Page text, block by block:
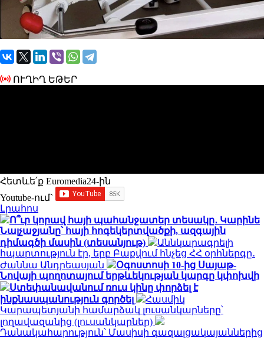
ՈՒՂԻՂ ԵԹԵՐ
Հետևե՛ք Euromedia24-ին
Youtube-ում`
Լրահոս
Ո՞ւր կորավ հայի պահանջատեր տեսակը․ Կարինե
Նալչաջյանը՝ հայի հոգեկերտվածքի, ազգային
դիմագծի մասին (տեսանյութ)
Աննկարագրելի
հպարտություն էր, երբ Բաքվում հնչեց ՀՀ օրհներգը․
Ժաննա Անդրեասյան
Օգոստոսի 10-ից Սայաթ-
Նովայի պողոտայում երթևեկության կարգը կփոխվի
Ստեփանավանում ռուս կինը փորձել է
ինքնասպանություն գործել
Հասմիկ
Կարապետյանի համարձակ լուսանկարները՝
լողավազանից (լուսանկարներ)
Դանակահարություն՝ Մասիսի գազալցակայաններից